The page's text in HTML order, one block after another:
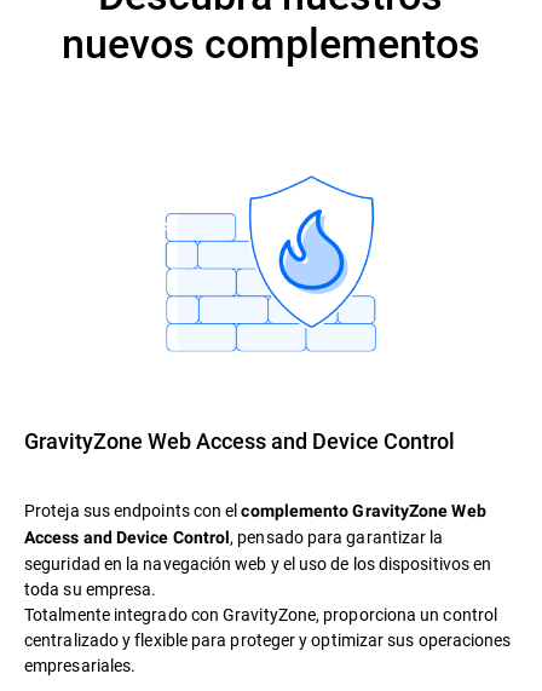
nuevos complementos
GravityZone Web Access and Device Control
Proteja sus endpoints con elcomplemento GravityZone Web
Access and Device Control, pensado para garantizar la
seguridad en la navegación web y el uso de los dispositivos en
toda su empresa.
Totalmente integrado con GravityZone, proporciona un control
centralizado y flexible para proteger y optimizar sus operaciones
empresariales.